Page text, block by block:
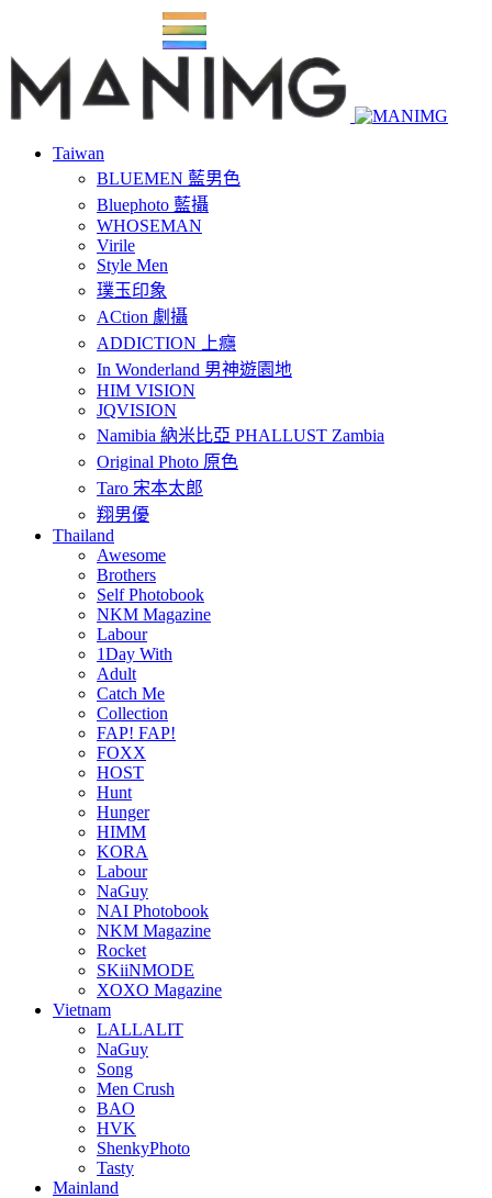
Taiwan
BLUEMEN 藍男色
Bluephoto 藍攝
WHOSEMAN
Virile
Style Men
璞玉印象
ACtion 劇攝
ADDICTION 上癮
In Wonderland 男神遊園地
HIM VISION
JQVISION
Namibia 納米比亞 PHALLUST Zambia
Original Photo 原色
Taro 宋本太郎
翔男優
Thailand
Awesome
Brothers
Self Photobook
NKM Magazine
Labour
1Day With
Adult
Catch Me
Collection
FAP! FAP!
FOXX
HOST
Hunt
Hunger
HIMM
KORA
Labour
NaGuy
NAI Photobook
NKM Magazine
Rocket
SKiiNMODE
XOXO Magazine
Vietnam
LALLALIT
NaGuy
Song
Men Crush
BAO
HVK
ShenkyPhoto
Tasty
Mainland